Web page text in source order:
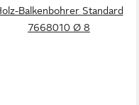
Balkenbohrer Standard
7668010 Ø 8